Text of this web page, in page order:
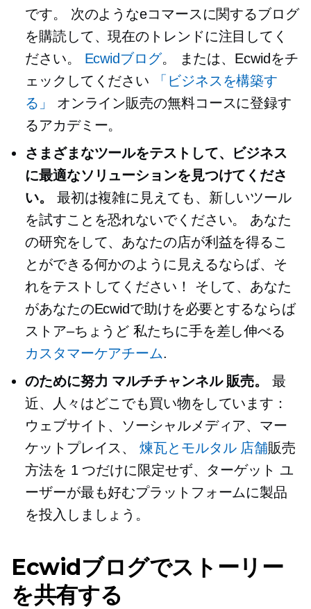
です。 次のようなeコマースに関するブログ
を購読して、現在のトレンドに注目してく
ださい。 Ecwidブログ。 または、Ecwidをチ
ェックしてください
「ビジネスを構築す
る」
オンライン販売の無料コースに登録す
るアカデミー。
さまざまなツールをテストして、ビジネス
に最適なソリューションを見つけてくださ
い。
最初は複雑に見えても、新しいツール
を試すことを恐れないでください。 あなた
の研究をして、あなたの店が利益を得るこ
とができる何かのように見えるならば、そ
れをテストしてください！ そして、あなた
があなたのEcwidで助けを必要とするならば
ストア–ちょうど 私たちに手を差し伸べる
カスタマーケアチーム.
のために努力 マルチチャンネル販売。
最
近、人々はどこでも買い物をしています：
ウェブサイト、ソーシャルメディア、マー
ケットプレイス、煉瓦とモルタル店舗販売
方法を 1 つだけに限定せず、ターゲット ユ
ーザーが最も好むプラットフォームに製品
を投入しましょう。
Ecwidブログでストーリー
を共有する